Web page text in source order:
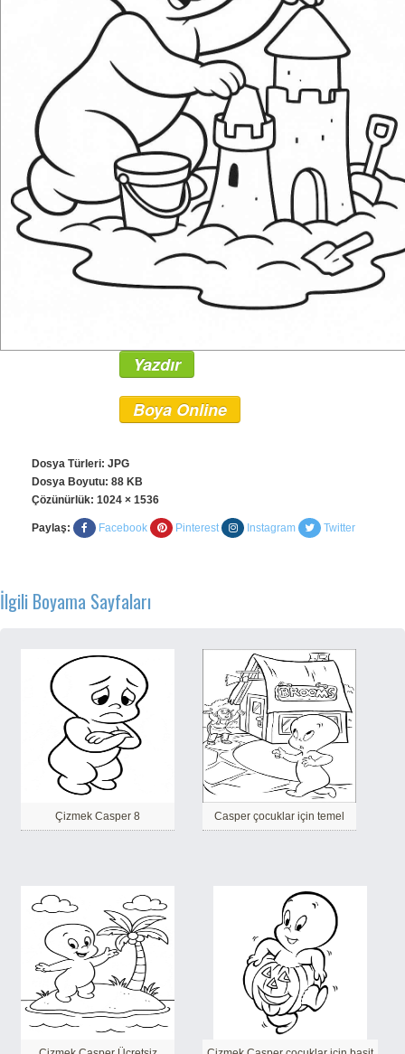
Yazdır
Boya Online
Dosya Türleri: JPG
Dosya Boyutu: 88 KB
Çözünürlük: 1024 × 1536
Paylaş: Facebook Pinterest Instagram Twitter
İlgili Boyama Sayfaları
Çizmek Casper 8 Casper çocuklar için temel